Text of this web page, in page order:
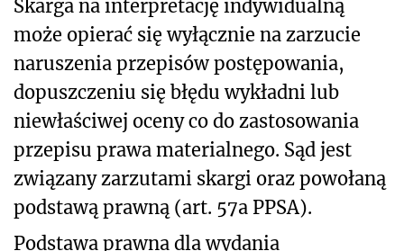
Skarga na interpretację indywidualną
może opierać się wyłącznie na zarzucie
naruszenia przepisów postępowania,
dopuszczeniu się błędu wykładni lub
niewłaściwej oceny co do zastosowania
przepisu prawa materialnego. Sąd jest
związany zarzutami skargi oraz powołaną
podstawą prawną (art. 57a PPSA).
Podstawa prawna dla wydania